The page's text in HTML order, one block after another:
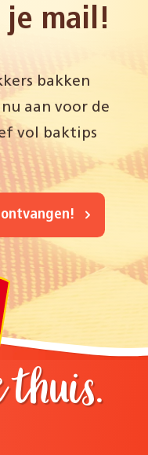
je mail!
bakken
aan voor de
vol baktips
thuis.